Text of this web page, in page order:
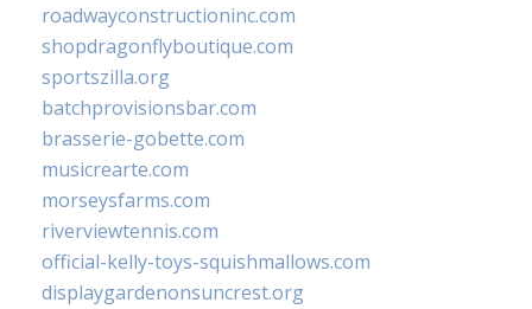
roadwayconstructioninc.com
shopdragonflyboutique.com
sportszilla.org
batchprovisionsbar.com
brasserie-gobette.com
musicrearte.com
morseysfarms.com
riverviewtennis.com
official-kelly-toys-squishmallows.com
displaygardenonsuncrest.org